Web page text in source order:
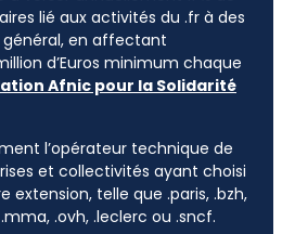
lié aux activités du .fr à des
général, en affectant
d’Euros minimum chaque
Afnic pour la Solidarité
l’opérateur technique de
et collectivités ayant choisi
extension, telle que .paris, .bzh,
.ovh, .leclerc ou .sncf.